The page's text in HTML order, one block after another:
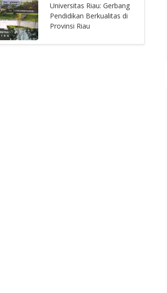
Universitas Riau: Gerbang
Pendidikan Berkualitas di
Provinsi Riau